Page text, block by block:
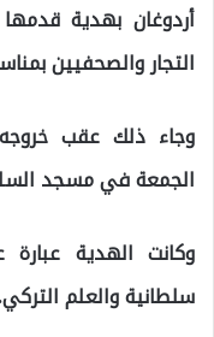
أردوغان بهدية
التجار والصحفيين
وجاء ذلك عقب
الجمعة في مسجد
وكانت الهدية
سلطانية والعلم